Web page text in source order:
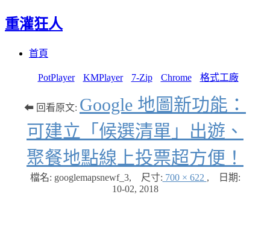
重灌狂人
首頁
PotPlayer KMPlayer 7-Zip Chrome 格式工廠
⬅ 回看原文: Google 地圖新功能：
可建立「候選清單」出遊、
聚餐地點線上投票超方便！
檔名: googlemapsnewf_3, 尺寸: 700 × 622 ,
日期:
10-02, 2018